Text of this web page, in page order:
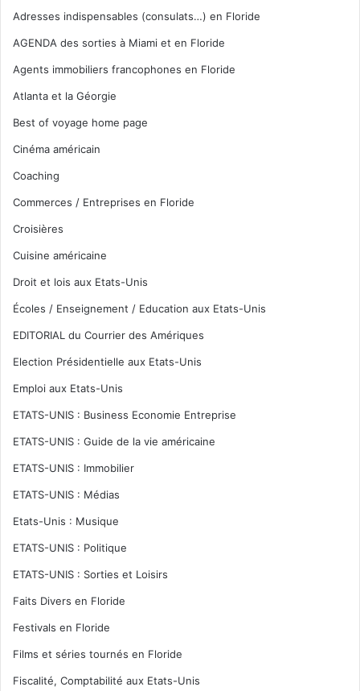
Adresses indispensables (consulats…) en Floride
AGENDA des sorties à Miami et en Floride
Agents immobiliers francophones en Floride
Atlanta et la Géorgie
Best of voyage home page
Cinéma américain
Coaching
Commerces / Entreprises en Floride
Croisières
Cuisine américaine
Droit et lois aux Etats-Unis
Écoles / Enseignement / Education aux Etats-Unis
EDITORIAL du Courrier des Amériques
Election Présidentielle aux Etats-Unis
Emploi aux Etats-Unis
ETATS-UNIS : Business Economie Entreprise
ETATS-UNIS : Guide de la vie américaine
ETATS-UNIS : Immobilier
ETATS-UNIS : Médias
Etats-Unis : Musique
ETATS-UNIS : Politique
ETATS-UNIS : Sorties et Loisirs
Faits Divers en Floride
Festivals en Floride
Films et séries tournés en Floride
Fiscalité, Comptabilité aux Etats-Unis